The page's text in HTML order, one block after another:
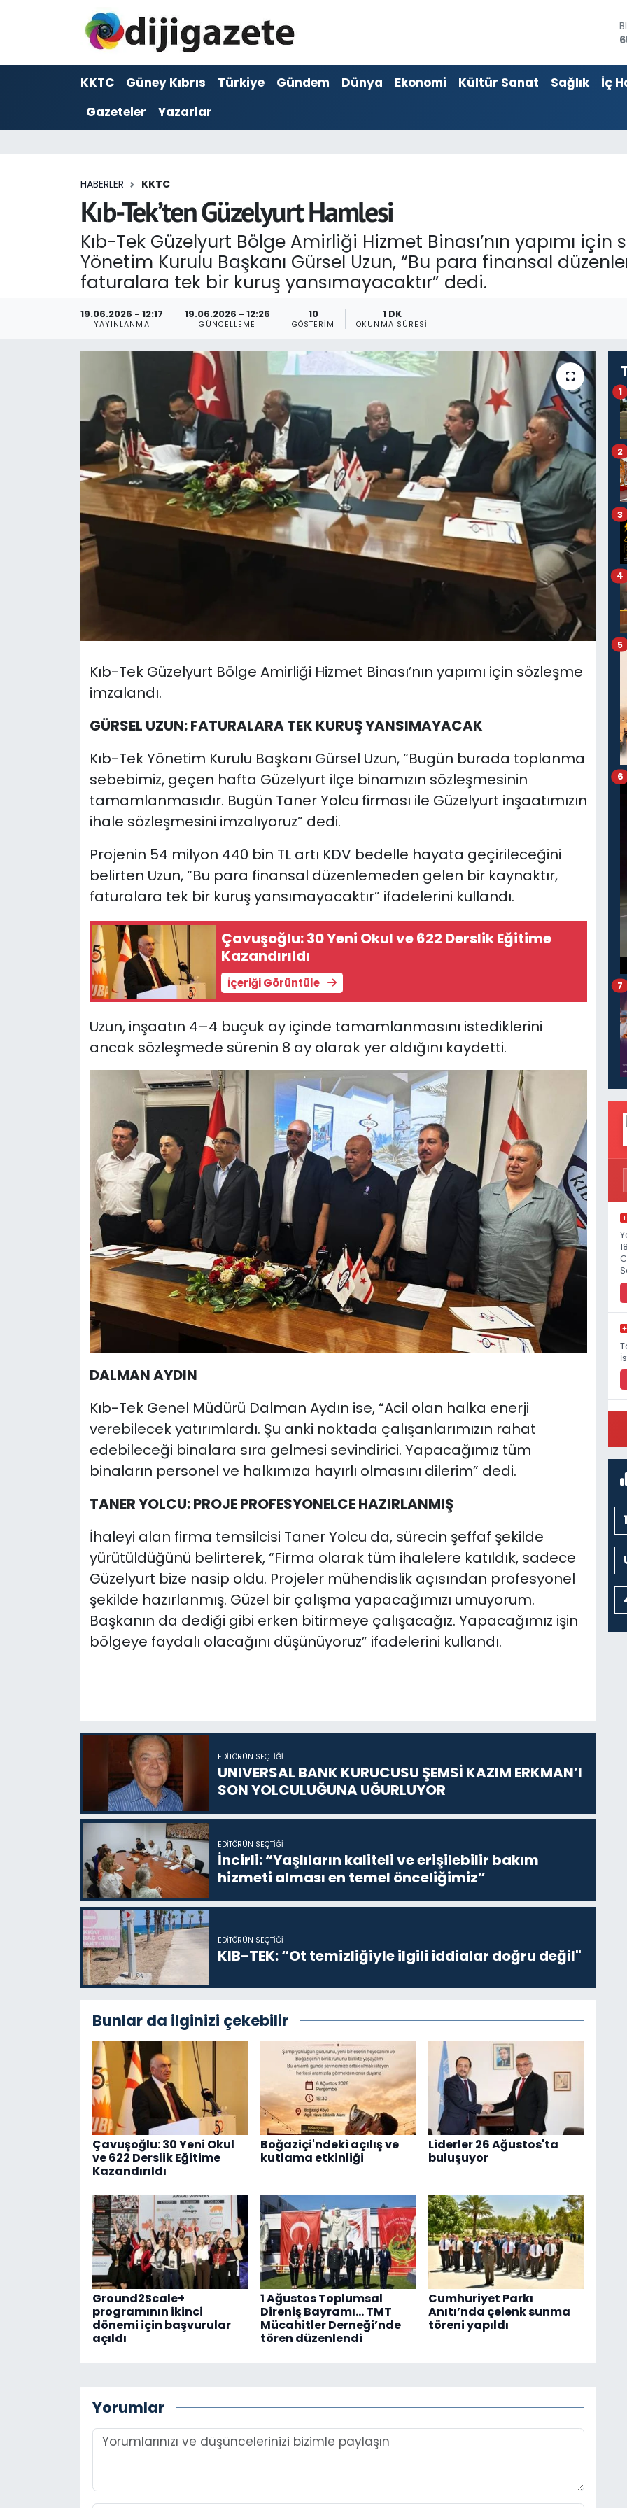
KKTC Güney Kıbrıs Türkiye Gündem Dünya Ekonomi Kültür Sanat Sağlık
İç
Gazeteler
Yazarlar
HABERLER KKTC
Kıb-Tek’ten Güzelyurt Hamlesi
Kıb-Tek Güzelyurt Bölge Amirliği Hizmet Binası’nın yapımı için
Yönetim Kurulu Başkanı Gürsel Uzun, “Bu para finansal
faturalara tek bir kuruş yansımayacaktır” dedi.
19.06.2026 - 12:17
YAYINLANMA
19.06.2026 - 12:26
GÜNCELLEME
10
GÖSTERIM
1 DK
OKUNMA SÜRESI
Kıb-Tek Güzelyurt Bölge Amirliği Hizmet Binası’nın yapımı için sözleşme
imzalandı.
GÜRSEL UZUN: FATURALARA TEK KURUŞ YANSIMAYACAK
Kıb-Tek Yönetim Kurulu Başkanı Gürsel Uzun, “Bugün burada toplanma
sebebimiz, geçen hafta Güzelyurt ilçe binamızın sözleşmesinin
tamamlanmasıdır. Bugün Taner Yolcu firması ile Güzelyurt inşaatımızın
ihale sözleşmesini imzalıyoruz” dedi.
Projenin 54 milyon 440 bin TL artı KDV bedelle hayata geçirileceğini
belirten Uzun, “Bu para finansal düzenlemeden gelen bir kaynaktır,
faturalara tek bir kuruş yansımayacaktır” ifadelerini kullandı.
Çavuşoğlu: 30 Yeni Okul ve 622 Derslik Eğitime
Kazandırıldı
İçeriği Görüntüle
Uzun, inşaatın 4–4 buçuk ay içinde tamamlanmasını istediklerini
ancak sözleşmede sürenin 8 ay olarak yer aldığını kaydetti.
DALMAN AYDIN
Kıb-Tek Genel Müdürü Dalman Aydın ise, “Acil olan halka enerji
verebilecek yatırımlardı. Şu anki noktada çalışanlarımızın rahat
edebileceği binalara sıra gelmesi sevindirici. Yapacağımız tüm
binaların personel ve halkımıza hayırlı olmasını dilerim” dedi.
TANER YOLCU: PROJE PROFESYONELCE HAZIRLANMIŞ
İhaleyi alan firma temsilcisi Taner Yolcu da, sürecin şeffaf şekilde
yürütüldüğünü belirterek, “Firma olarak tüm ihalelere katıldık, sadece
Güzelyurt bize nasip oldu. Projeler mühendislik açısından profesyonel
şekilde hazırlanmış. Güzel bir çalışma yapacağımızı umuyorum.
Başkanın da dediği gibi erken bitirmeye çalışacağız. Yapacağımız işin
bölgeye faydalı olacağını düşünüyoruz” ifadelerini kullandı.
EDITÖRÜN SEÇTIĞI
UNIVERSAL BANK KURUCUSU ŞEMSİ KAZIM ERKMAN’I
SON YOLCULUĞUNA UĞURLUYOR
EDITÖRÜN SEÇTIĞI
İncirli: “Yaşlıların kaliteli ve erişilebilir bakım
hizmeti alması en temel önceliğimiz”
EDITÖRÜN SEÇTIĞI
KIB-TEK: “Ot temizliğiyle ilgili iddialar doğru değil"
Bunlar da ilginizi çekebilir
Çavuşoğlu: 30 Yeni Okul
ve 622 Derslik Eğitime
Kazandırıldı
Boğaziçi'ndeki açılış ve
kutlama etkinliği
Liderler 26 Ağustos'ta
buluşuyor
Ground2Scale+
programının ikinci
dönemi için başvurular
açıldı
1 Ağustos Toplumsal
Direniş Bayramı... TMT
Mücahitler Derneği’nde
tören düzenlendi
Cumhuriyet Parkı
Anıtı’nda çelenk sunma
töreni yapıldı
Yorumlar
1
2
3
4
5
6
7
ADVERTORIAL
Dijigazete
Foto Galeri
KKTC YEREL SEÇİM 2018
Kültür Sanat
Magazin
Nöbetçi Eczaneler
Teknoloji
Video Galeri
Yazarlar
Hava Durumu
Trafik Durumu
Haber Arşivi